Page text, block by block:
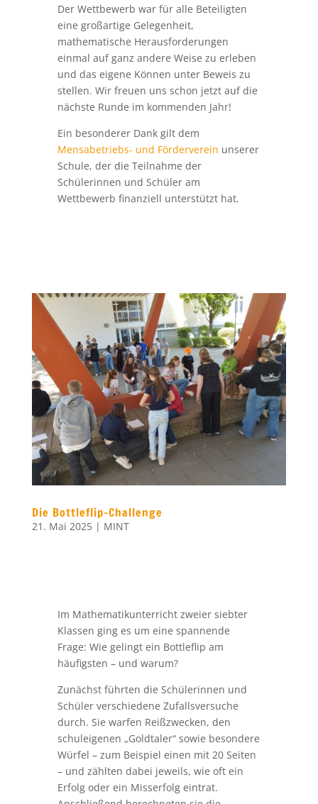
Schultheiß (7a), Mia Wellessen (8a), Pia
Theobald (9b), Joel Esser (10a) und Leo
Pieper (Q1). Sie erhielten eine Urkunde
und einen kleinen Preis als Anerkennung
für ihre besonderen Leistungen.
Der Wettbewerb war für alle Beteiligten
mathematische Herausforderungen
einmal auf ganz andere Weise zu erleben
und das eigene Können unter Beweis zu
stellen. Wir freuen uns schon jetzt auf die
nächste Runde im kommenden Jahr!
21. Mai 2025|MINT
Im Mathematikunterricht zweier siebter
Klassen ging es um eine spannende
Frage: Wie gelingt ein Bottleflip am
häufigsten – und warum?
Zunächst führten die Schülerinnen und
Schüler verschiedene Zufallsversuche